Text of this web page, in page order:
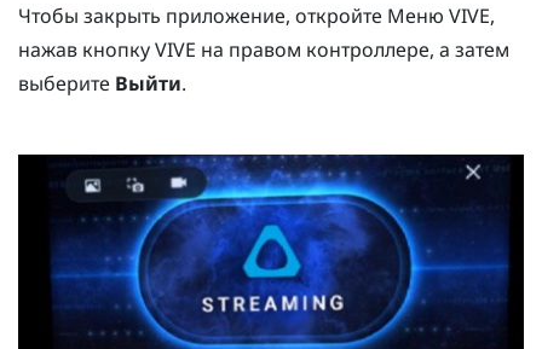
Чтобы закрыть приложение, откройте Меню VIVE,
нажав кнопкуVIVE на правом контроллере, а затем
выберите Выйти.